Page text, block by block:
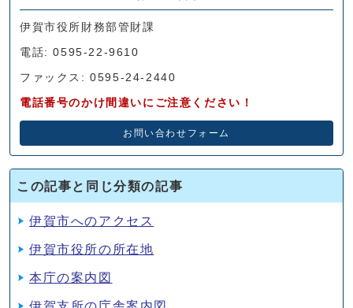
伊賀市役所財務部管財課
電話: 0595-22-9610
ファックス: 0595-24-2440
電話番号のかけ間違いにご注意ください！
お問い合わせフォーム
この記事と同じ分類の記事
伊賀市へのアクセス
伊賀市役所の所在地
本庁の案内図